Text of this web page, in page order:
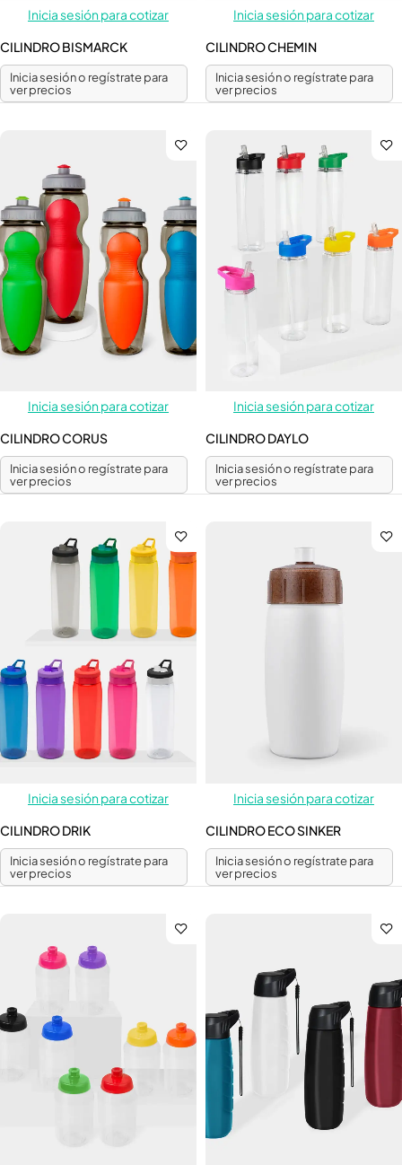
Inicia sesión para cotizar
CILINDRO BISMARCK
Inicia sesión o regístrate para
ver precios
Inicia sesión para cotizar
CILINDRO CHEMIN
Inicia sesión o regístrate para
ver precios
Inicia sesión para cotizar
CILINDRO CORUS
Inicia sesión o regístrate para
ver precios
Inicia sesión para cotizar
CILINDRO DAYLO
Inicia sesión o regístrate para
ver precios
Inicia sesión para cotizar
CILINDRO DRIK
Inicia sesión o regístrate para
ver precios
Inicia sesión para cotizar
CILINDRO ECO SINKER
Inicia sesión o regístrate para
ver precios